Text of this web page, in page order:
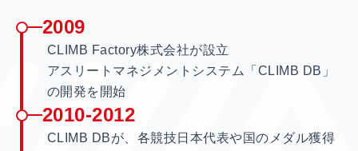
2009
CLIMB Factory株式会社が設立
アスリートマネジメントシステム「CLIMB DB」
の開発を開始
2010-2012
CLIMB DBが、各競技日本代表や国のメダル獲得